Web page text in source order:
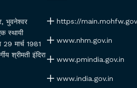
भुवनेश्वर
स्थायी
मार्च 1981
श्रीमती इंदिरा
https://
www.nhm.gov.in
www.pmindia.gov.in
www.india.gov.in